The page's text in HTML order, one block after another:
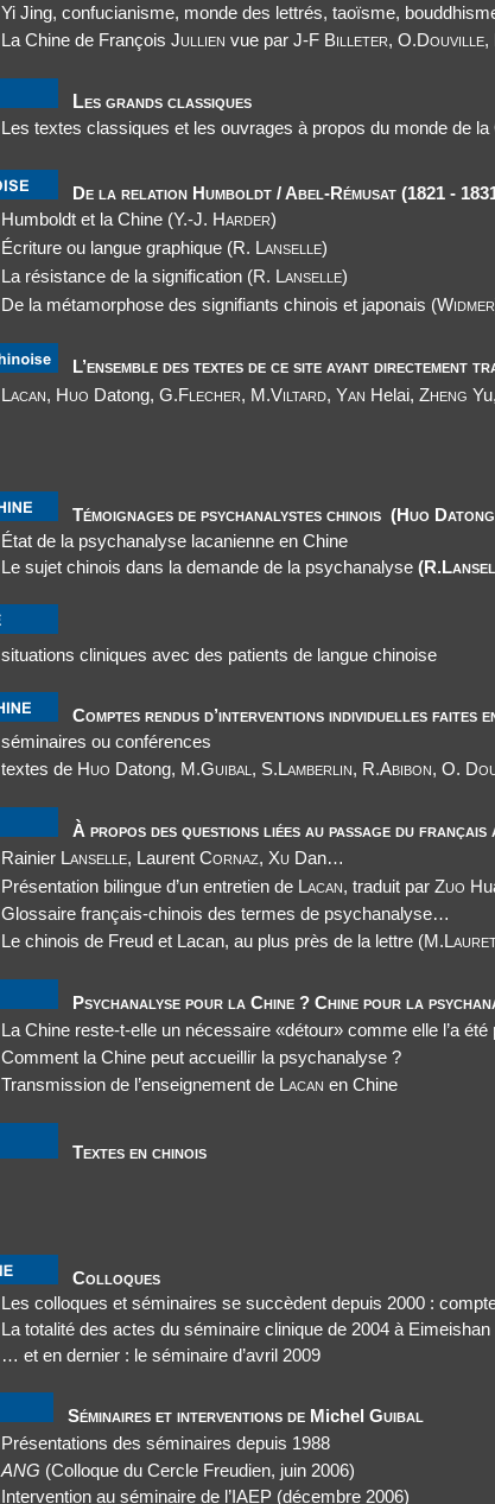
Yi Jing, confucianisme, monde des lettrés, taoïsme,
La Chine de François Jullien vue par J-F Billeter, O.Douville,
Les grands classiques
Les textes classiques et les ouvrages à propos du monde de
De la relation Humboldt / Abel-Rémusat (1821 -
Humboldt et la Chine (Y.-J. Harder)
Écriture ou langue graphique (R. Lanselle)
La résistance de la signification (R. Lanselle)
De la métamorphose des signifiants chinois et japonais
L’ensemble des textes de ce site ayant directement
Lacan, Huo Datong, G.Flecher, M.Viltard, Yan Helai, Zheng Yu,
Témoignages de psychanalystes chinois (Huo
État de la psychanalyse lacanienne en Chine
Le sujet chinois dans la demande de la psychanalyse
situations cliniques avec des patients de langue chinoise
Comptes rendus d’interventions individuelles faites
séminaires ou conférences
textes de Huo Datong, M.Guibal, S.Lamberlin, R.Abibon, O.
À propos des questions liées au passage du français
Rainier Lanselle, Laurent Cornaz, Xu Dan…
Présentation bilingue d’un entretien de Lacan, traduit par Zuo
Glossaire français-chinois des termes de psychanalyse…
Le chinois de Freud et Lacan, au plus près de la lettre
Psychanalyse pour la Chine ? Chine pour la
La Chine reste-t-elle un nécessaire «détour» comme elle l’a été
Comment la Chine peut accueillir la psychanalyse ?
Transmission de l’enseignement de Lacan en Chine
Textes en chinois
Colloques
Les colloques et séminaires se succèdent depuis 2000 :
La totalité des actes du séminaire clinique de 2004 à Eimeishan
… et en dernier : le séminaire d’avril 2009
Séminaires et interventions de Michel Guibal
Présentations des séminaires depuis 1988
ANG (Colloque du Cercle Freudien, juin 2006)
Intervention au séminaire de l’IAEP (décembre 2006)